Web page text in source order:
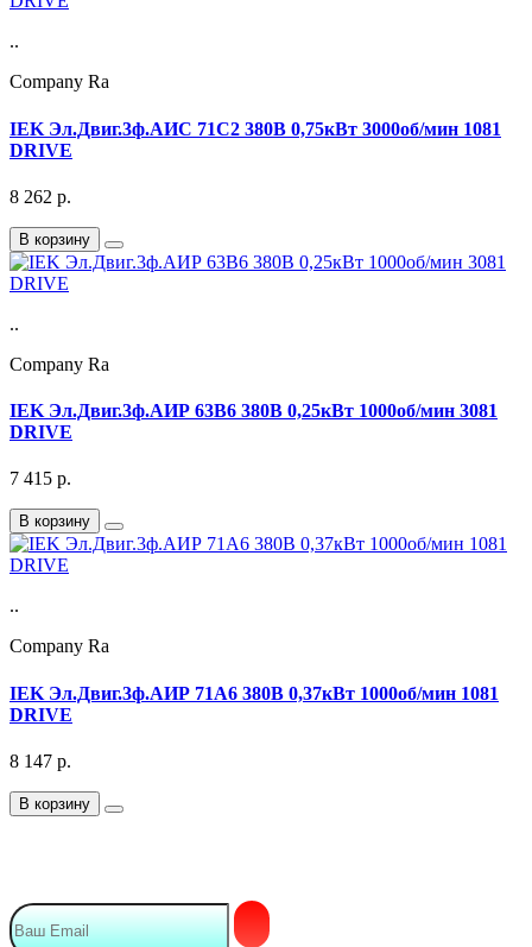
..
Company Ra
IEK Эл.Двиг.3ф.АИС 71C2 380В 0,75кВт 3000об/мин 1081
DRIVE
8 262 р.
В корзину
..
Company Ra
IEK Эл.Двиг.3ф.АИР 63B6 380В 0,25кВт 1000об/мин 3081
DRIVE
7 415 р.
В корзину
..
Company Ra
IEK Эл.Двиг.3ф.АИР 71A6 380В 0,37кВт 1000об/мин 1081
DRIVE
8 147 р.
В корзину